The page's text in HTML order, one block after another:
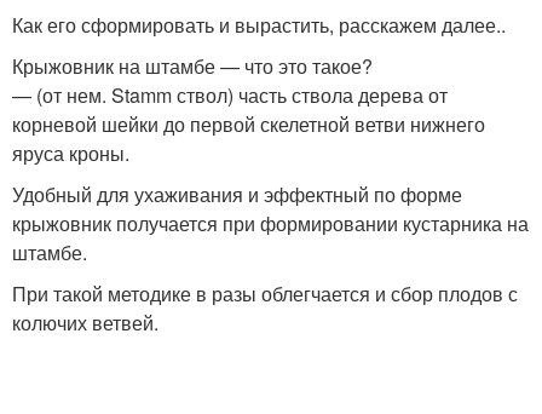
Как его сформировать и вырастить, расскажем далее..
Крыжовник на штамбе — что это такое?
— (от нем. Stamm ствол) часть ствола дерева от
корневой шейки до первой скелетной ветви нижнего
яруса кроны.
Удобный для ухаживания и эффектный по форме
крыжовник получается при формировании кустарника на
штамбе.
При такой методике в разы облегчается и сбор плодов с
колючих ветвей.